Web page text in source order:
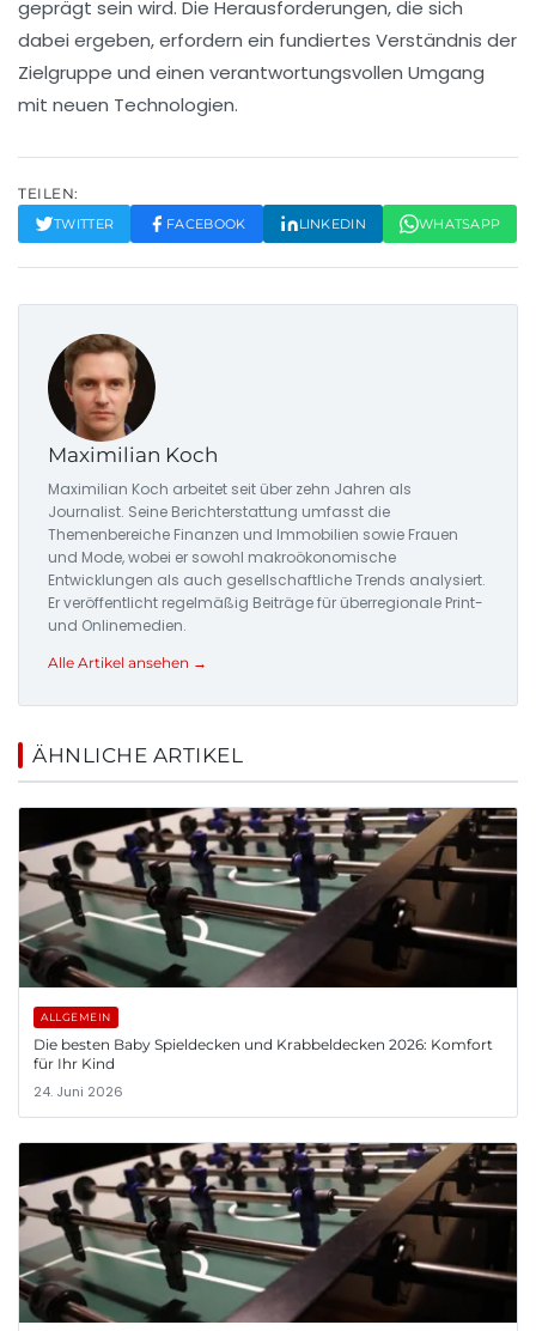
geprägt sein wird. Die Herausforderungen, die sich
dabei ergeben, erfordern ein fundiertes Verständnis der
Zielgruppe und einen verantwortungsvollen Umgang
mit neuen Technologien.
TEILEN:
TWITTER FACEBOOK LINKEDIN WHATSAPP
Maximilian Koch
Maximilian Koch arbeitet seit über zehn Jahren als
Journalist. Seine Berichterstattung umfasst die
Themenbereiche Finanzen und Immobilien sowie Frauen
und Mode, wobei er sowohl makroökonomische
Entwicklungen als auch gesellschaftliche Trends analysiert.
Er veröffentlicht regelmäßig Beiträge für überregionale Print-
und Onlinemedien.
Alle Artikel ansehen →
ÄHNLICHE ARTIKEL
ALLGEMEIN
Die besten Baby Spieldecken und Krabbeldecken 2026: Komfort
für Ihr Kind
24. Juni 2026